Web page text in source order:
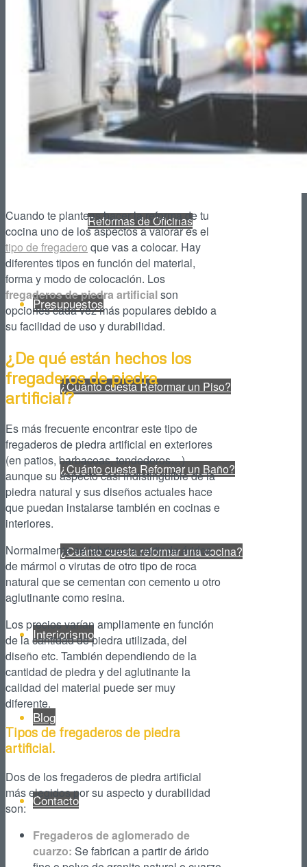
Reformas de Restaurantes
Reformas de Cafeterías
Reformas de Oficinas
Presupuestos
¿Cuánto cuesta Reformar un Piso?
¿Cuánto cuesta Reformar un Baño?
¿Cuánto cuesta reformar una cocina?
Interiorismo
Blog
Contacto
Cuando te planteas hacer la reforma de tu
cocina uno de los aspectos a valorar es el
tipo de fregadero que vas a colocar. Hay
diferentes tipos en función del material,
forma y modo de colocación. Los
fregaderos de piedra artificialson
opciones cada vez más populares debido a
su facilidad de uso y durabilidad.
¿De qué están hechos los
fregaderos de piedra
artificial?
Es más frecuente encontrar este tipo de
fregaderos de piedra artificial en exteriores
(en patios, barbacoas, tendederos…)
aunque su aspecto casi indistinguible de la
piedra natural y sus diseños actuales hace
que puedan instalarse también en cocinas e
interiores.
Normalmente se fabrican a partir de áridos
de mármol o virutas de otro tipo de roca
natural que se cementan con cemento u otro
aglutinante como resina.
Los precios varían ampliamente en función
de la cantidad de piedra utilizada, del
diseño etc. También dependiendo de la
cantidad de piedra y del aglutinante la
calidad del material puede ser muy
diferente.
Tipos de fregaderos de piedra
artificial.
Dos de los fregaderos de piedra artificial
más elegidos por su aspecto y durabilidad
son:
Fregaderos de aglomerado de
cuarzo: Se fabrican a partir de árido